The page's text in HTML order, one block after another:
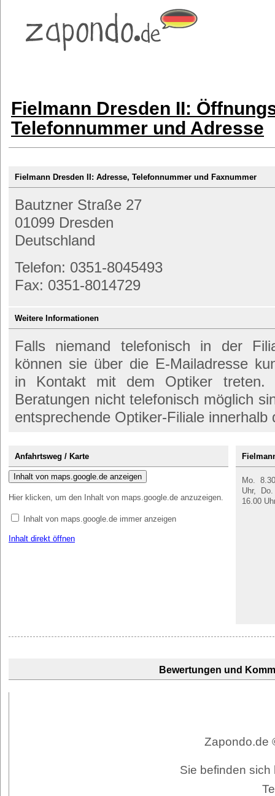
Fielmann Dresden II:
Telefonnummer und Adresse
Fielmann Dresden II: Adresse, Telefonnummer und Faxnummer
Bautzner Straße 27
01099 Dresden
Deutschland
Telefon: 0351-8045493
Fax: 0351-8014729
Weitere Informationen
Falls niemand telefonisch in der
können sie über die E-Mailadresse
in Kontakt mit dem Optiker treten.
Beratungen nicht telefonisch möglich
entsprechende Optiker-Filiale innerhalb
Anfahrtsweg / Karte
Inhalt von maps.google.de anzeigen
Hier klicken, um den Inhalt von maps.google.de anzuzeigen.
Inhalt von maps.google.de immer anzeigen
Inhalt direkt öffnen
Mo.
Uhr,
16.00
Bewertungen und
Zapondo.de
Sie befinden sich